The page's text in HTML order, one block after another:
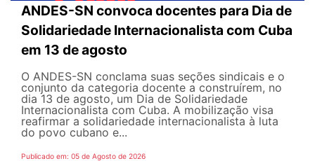
ANDES-SN convoca docentes para Dia de
Solidariedade Internacionalista com Cuba
em 13 de agosto
O ANDES-SN conclama suas seções sindicais e o
conjunto da categoria docente a construírem, no
dia 13 de agosto, um Dia de Solidariedade
Internacionalista com Cuba. A mobilização visa
reafirmar a solidariedade internacionalista à luta
do povo cubano e...
Publicado em: 05 de Agosto de 2026